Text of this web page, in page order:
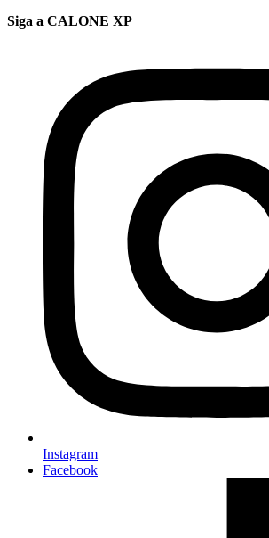
Siga a CALONE XP
Instagram
Facebook